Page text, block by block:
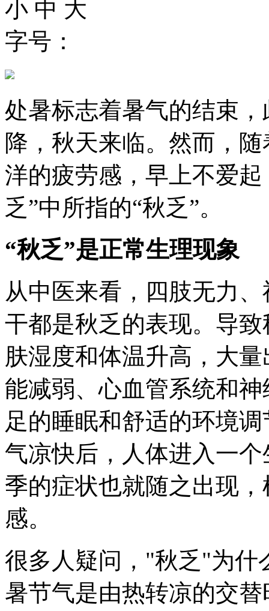
小 中 大
字号：
处暑标志着暑气的结束
降，秋天来临。然而，
洋的疲劳感，早上不爱
乏”中所指的“秋乏”。
“秋乏”是正常生理现象
从中医来看，四肢无力
干都是秋乏的表现。导
肤湿度和体温升高，大
能减弱、心血管系统和
足的睡眠和舒适的环境
气凉快后，人体进入一
季的症状也就随之出现
感。
很多人疑问，"秋乏"为什
暑节气是由热转凉的交